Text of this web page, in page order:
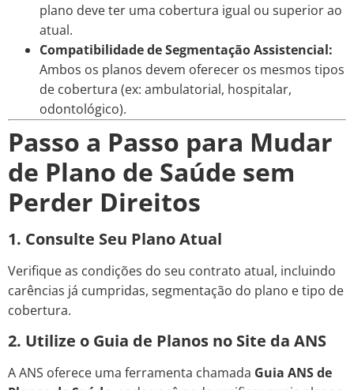
plano deve ter uma cobertura igual ou superior ao
atual.
Compatibilidade de Segmentação Assistencial:
Ambos os planos devem oferecer os mesmos tipos
de cobertura (ex: ambulatorial, hospitalar,
odontológico).
Passo a Passo para Mudar
de Plano de Saúde sem
Perder Direitos
1. Consulte Seu Plano Atual
Verifique as condições do seu contrato atual, incluindo
carências já cumpridas, segmentação do plano e tipo de
cobertura.
2. Utilize o Guia de Planos no Site da ANS
A ANS oferece uma ferramenta chamada Guia ANS de